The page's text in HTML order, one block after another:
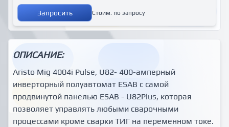
Запросить Стоим. по запросу
ОПИСАНИЕ:
Aristo Mig 4004i Pulse, U82- 400-амперный
инверторный полуавтомат ESAB с самой
продвинутой панелью ESAB - U82Plus, которая
позволяет управлять любыми сварочными
процессами кроме сварки ТИГ на переменном токе.